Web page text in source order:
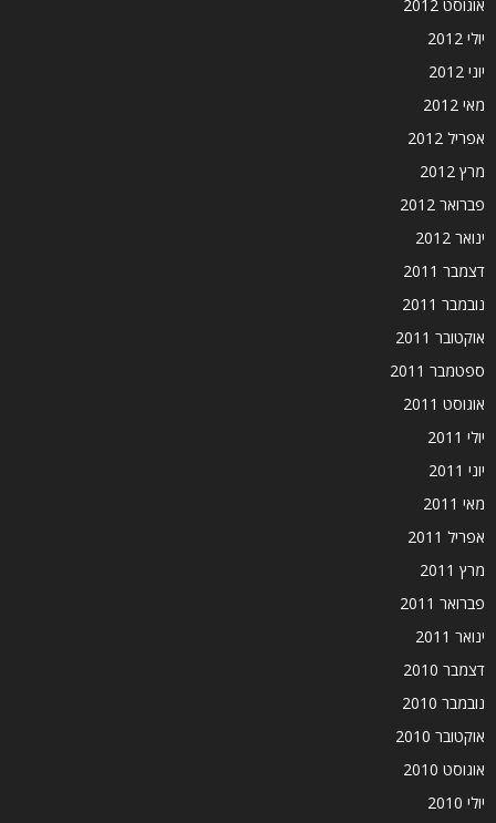
אוגוסט 2012
יולי 2012
יוני 2012
מאי 2012
אפריל 2012
מרץ 2012
פברואר 2012
ינואר 2012
דצמבר 2011
נובמבר 2011
אוקטובר 2011
ספטמבר 2011
אוגוסט 2011
יולי 2011
יוני 2011
מאי 2011
אפריל 2011
מרץ 2011
פברואר 2011
ינואר 2011
דצמבר 2010
נובמבר 2010
אוקטובר 2010
אוגוסט 2010
יולי 2010